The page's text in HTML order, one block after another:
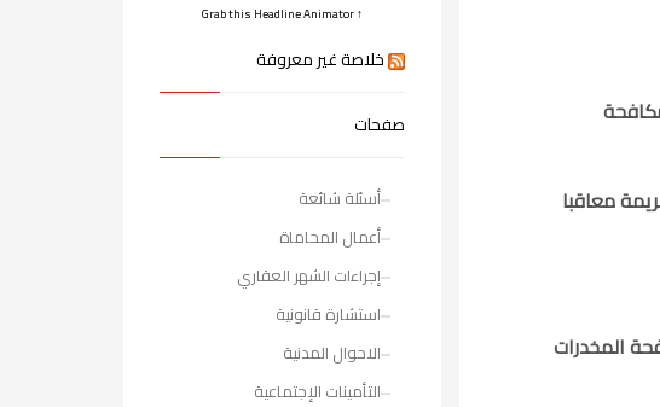
مكافحة
معاقبا
المخدرات
↑ Grab this Headline Animator
خلاصة غير معروفة
صفحات
أسئلة شائعة
أعمال المحاماة
إجراءات الشهر العقاري
استشارة قانونية
الاحوال المدنية
التأمينات الإجتماعية